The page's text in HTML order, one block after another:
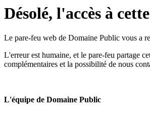
Désolé, l'accès à
Le pare-feu web de Domaine Public vous a
L'erreur est humaine, et le pare-feu partage
complémentaires et la possibilité de nous
L'équipe de Domaine Public